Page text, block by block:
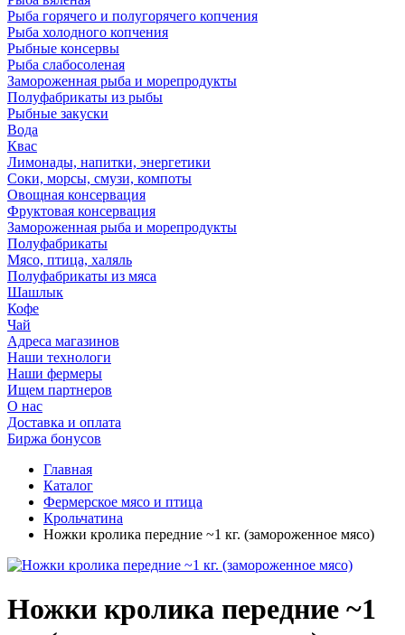
Рыба горячего и полугорячего копчения
Рыба холодного копчения
Рыбные консервы
Рыба слабосоленая
Замороженная рыба и морепродукты
Полуфабрикаты из рыбы
Рыбные закуски
Вода
Квас
Лимонады, напитки, энергетики
Соки, морсы, смузи, компоты
Овощная консервация
Фруктовая консервация
Замороженная рыба и морепродукты
Полуфабрикаты
Мясо, птица, халяль
Полуфабрикаты из мяса
Шашлык
Кофе
Чай
Адреса магазинов
Наши технологи
Наши фермеры
Ищем партнеров
О нас
Доставка и оплата
Биржа бонусов
Главная
Каталог
Фермерское мясо и птица
Крольчатина
Ножки кролика передние ~1 кг. (замороженное мясо)
Ножки кролика передние ~1